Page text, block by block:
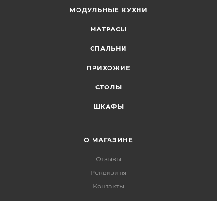
МОДУЛЬНЫЕ КУХНИ
МАТРАСЫ
СПАЛЬНИ
ПРИХОЖИЕ
СТОЛЫ
ШКАФЫ
О МАГАЗИНЕ
Отзывы
Реквизиты
Контакты